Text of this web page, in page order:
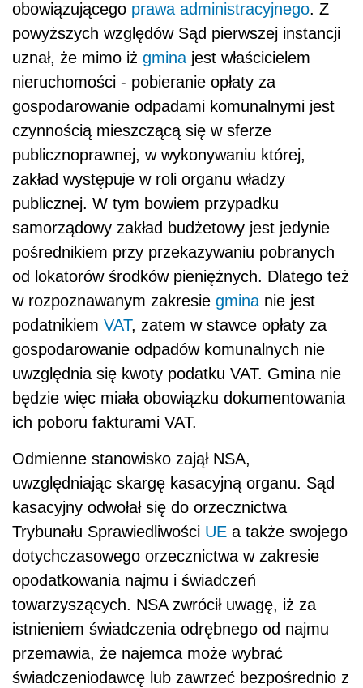
obowiązującego prawa administracyjnego. Z
powyższych względów Sąd pierwszej instancji
uznał, że mimo iż gmina jest właścicielem
nieruchomości - pobieranie opłaty za
gospodarowanie odpadami komunalnymi jest
czynnością mieszczącą się w sferze
publicznoprawnej, w wykonywaniu której,
zakład występuje w roli organu władzy
publicznej. W tym bowiem przypadku
samorządowy zakład budżetowy jest jedynie
pośrednikiem przy przekazywaniu pobranych
od lokatorów środków pieniężnych. Dlatego też
w rozpoznawanym zakresie gmina nie jest
podatnikiem VAT, zatem w stawce opłaty za
gospodarowanie odpadów komunalnych nie
uwzględnia się kwoty podatku VAT. Gmina nie
będzie więc miała obowiązku dokumentowania
ich poboru fakturami VAT.
Odmienne stanowisko zajął NSA,
uwzględniając skargę kasacyjną organu. Sąd
kasacyjny odwołał się do orzecznictwa
Trybunału Sprawiedliwości UE a także swojego
dotychczasowego orzecznictwa w zakresie
opodatkowania najmu i świadczeń
towarzyszących. NSA zwrócił uwagę, iż za
istnieniem świadczenia odrębnego od najmu
przemawia, że najemca może wybrać
świadczeniodawcę lub zawrzeć bezpośrednio z